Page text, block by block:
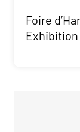
Foire
Exhibition